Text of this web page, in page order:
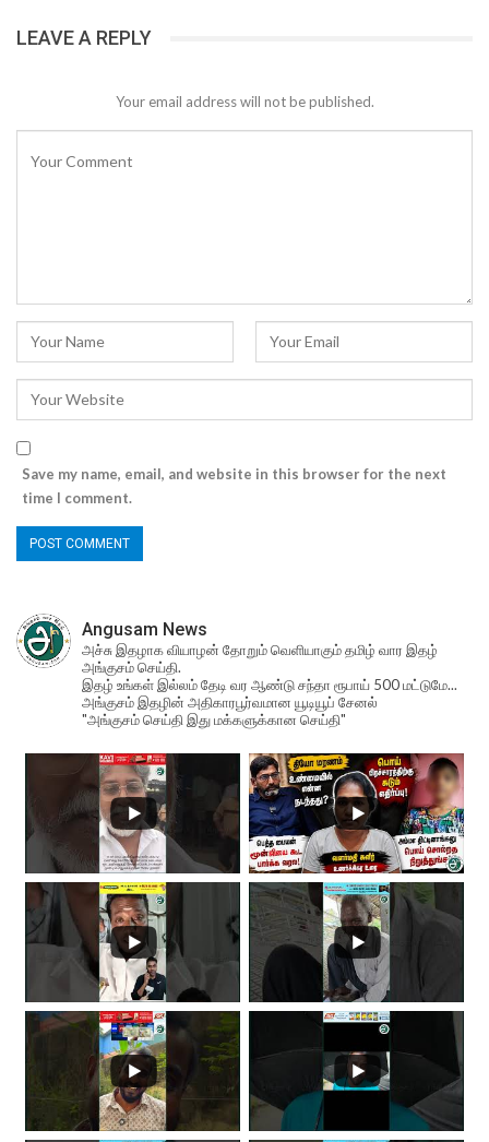
LEAVE A REPLY
Your email address will not be published.
Save my name, email, and website in this browser for the next
time I comment.
Angusam News
அச்சு இதழாக வியாழன் தோறும் வெளியாகும் தமிழ் வார இதழ்
அங்குசம் செய்தி.
இதழ் உங்கள் இல்லம் தேடி வர ஆண்டு சந்தா ரூபாய் 500 மட்டுமே...
அங்குசம் இதழின் அதிகாரபூர்வமான யூடியூப் சேனல்
"அங்குசம் செய்தி இது மக்களுக்கான செய்தி"